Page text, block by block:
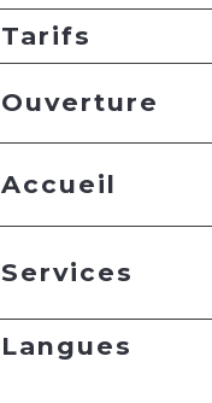
Tarifs
Ouverture
Accueil
Services
Langues